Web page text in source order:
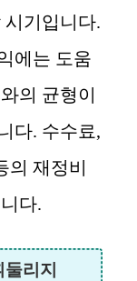
기입니다.
에는 도움
의 균형이
다. 수수료,
재정비
다.
리지